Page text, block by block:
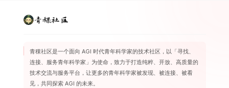
青稞社区
青稞社区是一个面向 AGI 时代青年科学家的技术社区，以「寻找、
连接、服务青年科学家」为使命，致力于打造纯粹、开放、高质量的
技术交流与服务平台，让更多的青年科学家被发现、被连接、被看
见，共同探索 AGI 的未来。